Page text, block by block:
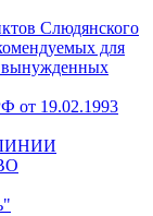
Слюдянского
для
вынужденных
от 19.02.1993